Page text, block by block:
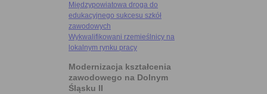
Międzypowiatowa droga do
edukacyjnego sukcesu szkół
zawodowych
Wykwalifikowani rzemieślnicy na
lokalnym rynku pracy
Modernizacja kształcenia
zawodowego na Dolnym
Śląsku II